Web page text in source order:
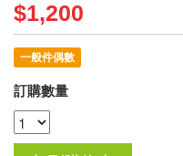
$1,200
一般件偶數
訂購數量